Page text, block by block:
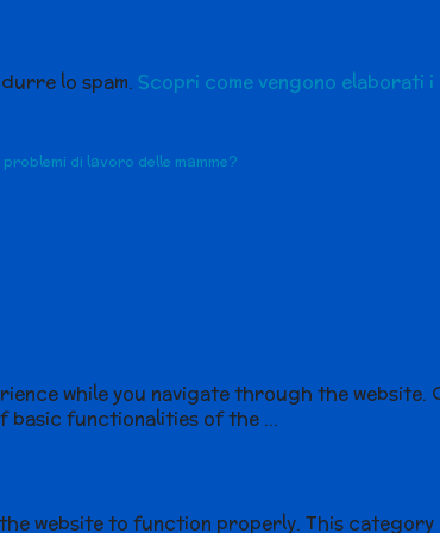
lo spam. Scopri come vengono elaborati
di lavoro delle mamme?
while you navigate through the
basic functionalities of the ...
website to function properly. This